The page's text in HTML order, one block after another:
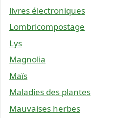
livres électroniques
Lombricompostage
Lys
Magnolia
Maïs
Maladies des plantes
Mauvaises herbes